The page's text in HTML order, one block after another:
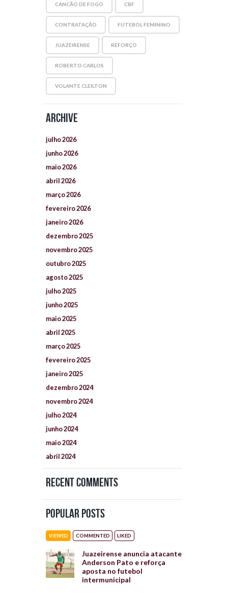
CANCÃO DE FOGO CBF
CONTRATAÇÃO FUTEBOL FEMININO
JUAZEIRENSE REFORÇO
ROBERTO CARLOS
VOLANTE CLEILTON
Archive
julho2026
junho2026
maio2026
abril2026
março2026
fevereiro2026
janeiro2026
dezembro2025
novembro2025
outubro2025
agosto2025
julho2025
junho2025
maio2025
abril2025
março2025
fevereiro2025
janeiro2025
dezembro2024
novembro2024
julho2024
junho2024
maio2024
abril2024
Recent Comments
Popular Posts
VIEWED COMMENTED LIKED
Juazeirense anuncia atacante
Anderson Pato e reforça
aposta no futebol
intermunicipal